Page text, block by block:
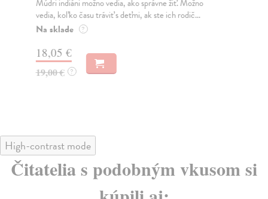
Múdri indiáni možno vedia, ako správne žiť. Možno
vedia, koľko času tráviť s deťmi, ak ste ich rodič...
Na sklade ?
18,05 €
19,00 € ?
High-contrast mode
Čitatelia s podobným vkusom si